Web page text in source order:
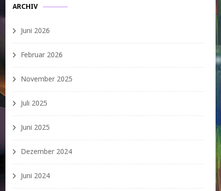
ARCHIV
Juni 2026
Februar 2026
November 2025
Juli 2025
Juni 2025
Dezember 2024
Juni 2024